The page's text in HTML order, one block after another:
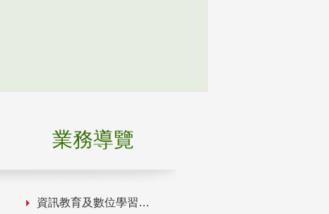
業務導覽
資訊教育及數位學習